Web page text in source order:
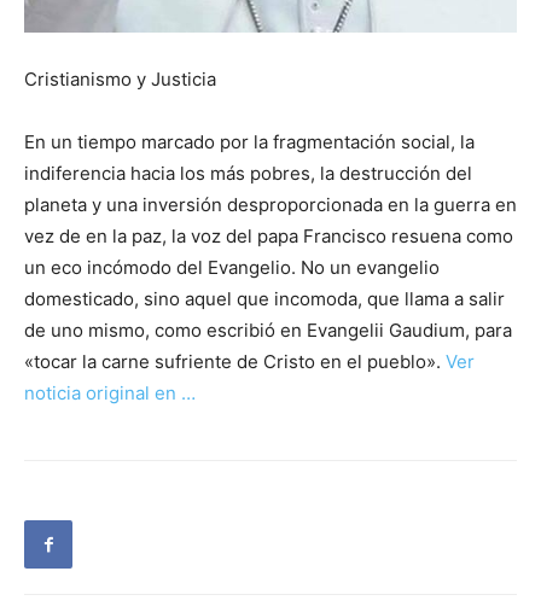
Cristianismo y Justicia
En un tiempo marcado por la fragmentación social, la
indiferencia hacia los más pobres, la destrucción del
planeta y una inversión desproporcionada en la guerra en
vez de en la paz, la voz del papa Francisco resuena como
un eco incómodo del Evangelio. No un evangelio
domesticado, sino aquel que incomoda, que llama a salir
de uno mismo, como escribió en Evangelii Gaudium, para
«tocar la carne sufriente de Cristo en el pueblo». Ver
noticia original en …